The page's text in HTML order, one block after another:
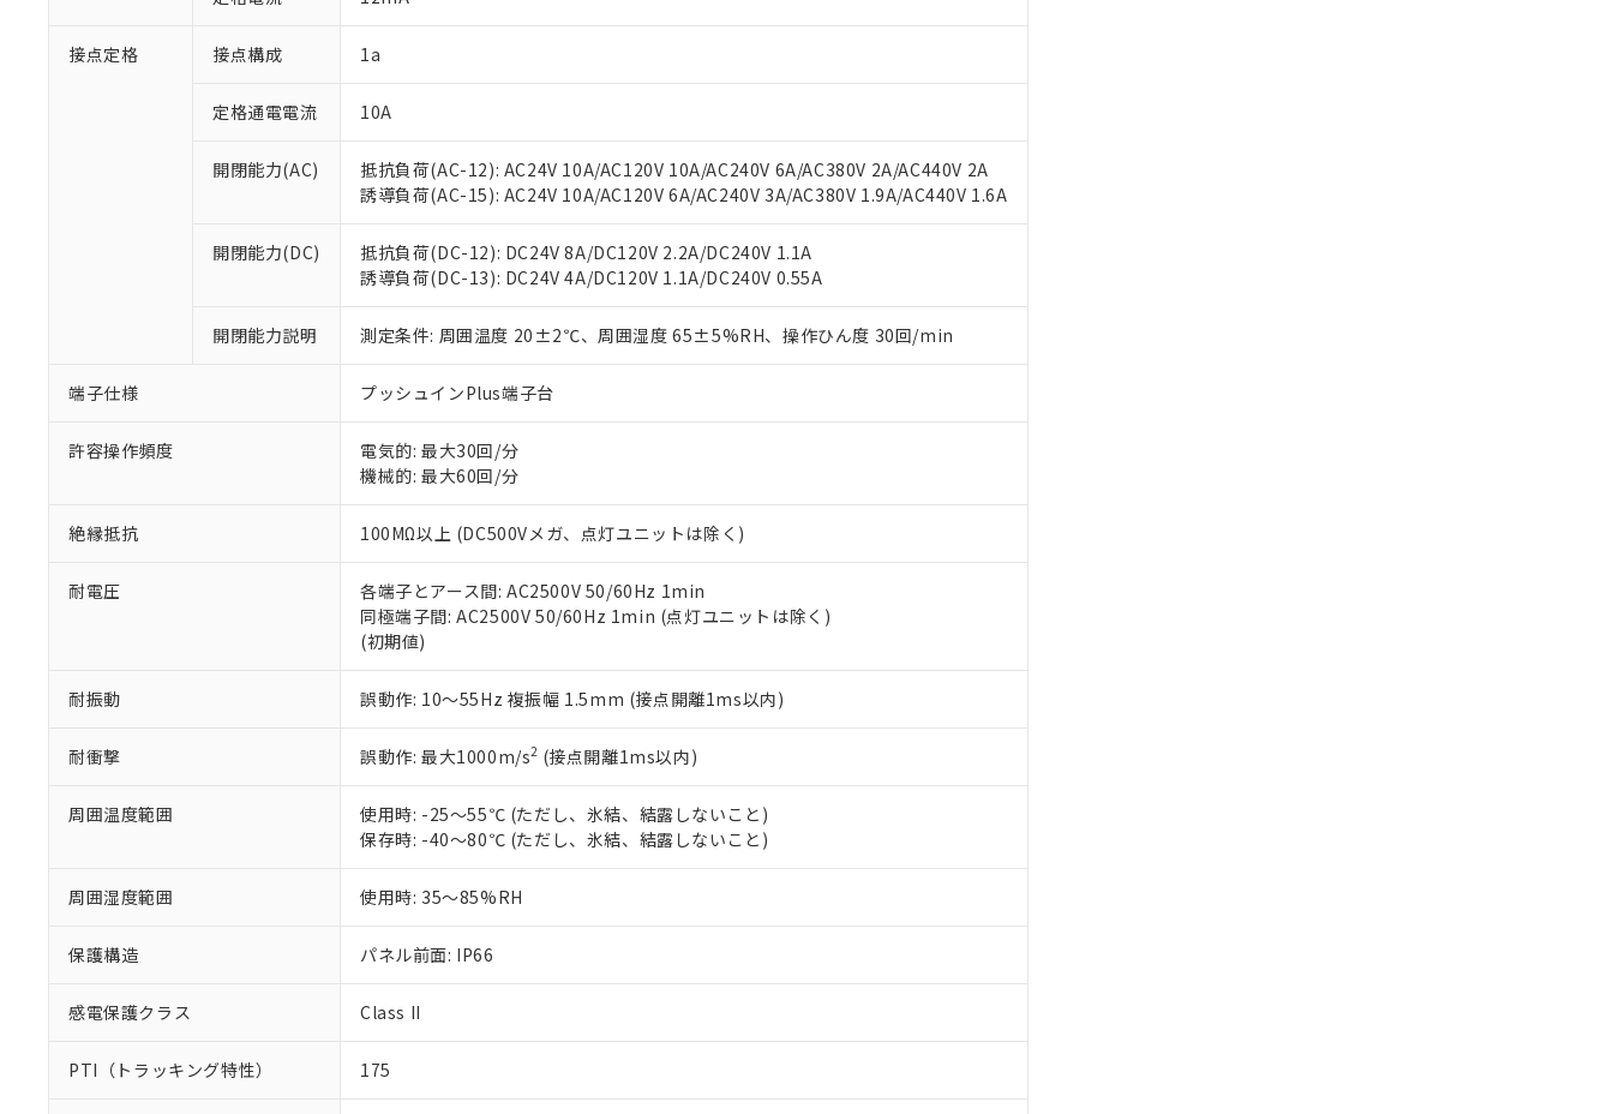
接点定格 接点構成 1a
定格通電電流 10A
開閉能力(AC)
抵抗負荷(AC-12): AC24V 10A/AC120V 10A/AC240V 6A/AC380V 2A/AC440V 2A
誘導負荷(AC-15): AC24V 10A/AC120V 6A/AC240V 3A/AC380V 1.9A/AC440V 1.6A
開閉能力(DC)
抵抗負荷(DC-12): DC24V 8A/DC120V 2.2A/DC240V 1.1A
誘導負荷(DC-13): DC24V 4A/DC120V 1.1A/DC240V 0.55A
開閉能力説明 測定条件: 周囲温度 20±2℃、周囲湿度 65±5%RH、操作ひん度 30回/min
端子仕様 プッシュインPlus端子台
許容操作頻度
電気的: 最大30回/分
機械的: 最大60回/分
絶縁抵抗 100MΩ以上 (DC500Vメガ、点灯ユニットは除く)
耐電圧
各端子とアース間: AC2500V 50/60Hz 1min
同極端子間: AC2500V 50/60Hz 1min (点灯ユニットは除く)
(初期値)
耐振動 誤動作: 10～55Hz 複振幅 1.5mm (接点開離1ms以内)
耐衝撃 誤動作: 最大1000m/s2 (接点開離1ms以内)
周囲温度範囲
使用時: -25～55℃ (ただし、氷結、結露しないこと)
保存時: -40～80℃ (ただし、氷結、結露しないこと)
周囲湿度範囲 使用時: 35～85%RH
保護構造 パネル前面: IP66
感電保護クラス Class II
PTI（トラッキング特性） 175
本サービスは、当社制御機器事業取扱商品の当社在庫状況および標準価格(税抜)を提供させていただ
当社制御機器事業取扱商品の中には、本サービスの対象外となる商品もあることをご了承ください。
い。
正式な納期状況および標準価格はお客様のお取引先、またはお客様担当のオムロン制御機器販売店・
当社販売員にご相談ください。
在庫状況および標準価格結果を当社の事前の承諾なく第三者に漏洩または開示しないようお願いしま
す。
マイパーツ機能（部品リスト作成サービス）をご利用いただくには、I-Webメンバーズにご登録され
ている必要があります。
お客様が当ウェブサイト上で当社にご登録された部品リストについて、当社および当社の共同利用者
が、当社の製品・サービスに関するお客様との取引・商談に必要な範囲で利用することをご了承くだ
いる法人を指します。
*EU RoHS指令（10物質）：
フタル酸ビス(2-エチルヘキシル) (DEHP)(別名：DOP) 1000ppm以下、フタル酸ブチルベンジル（BBP） 1000ppm以下、フタル酸ジブチ
ル（DBP） 1000ppm以下、フタル酸ジイソブチル (DIBP) 1000ppm以下
但し、RoHS指令で産業用監視および制御機器に対する適用除外項目は除く。
フタル酸エステル類の４物質については閾値を超える意図的な使用がないことを確認しています。
※2 対応予定月
部品在庫の切り替え状況などにより、予定月が前後することがあります。
※3 非含有証明書ダウンロード
EU RoHS指令（10物質）の非含有証明書
51物質の非含有証明書（当社基準）
※本証明書は発行日時点で非含有を証明するもので、過去に遡って非含有を証明するものではありません。
また、RoHS指令のフタル酸エステル類４物質の対応では、対応完了までの期間は出荷製品に未対応品が
混在することから備考欄に対応日を記載しておりました。
既に当社にて対応品への在庫切替を完了していることから、特段のことがない限り、2022年1月12日よ
り割愛しております。
「×」：最大均質材料含有率が中国RoHSの基準値を超えていることを示します。
Pb(鉛) :1000ppm、 Hg(水銀) : 1000ppm、 Cd(カドミウム) : 100ppm、
DEHP(フタル酸ビス(2-エチルヘキシル)) : 1000ppm
※2 環境保護使用期限
「ｅ」：有害物質（10物質）のすべてが基準値以下であることを示します。
味します。
「－」：未確認です。当社販売部門へお問い合わせください。
当社は、これら貴社製品のうち、外国為替および外国貿易法に定める商品（以下｢規制貨物等」とい
などの必要な手続きをとります。
ます。
当社は貴社製品を、核兵器、ミサイル、化学兵器、生物兵器またはその他武器並びにこれらの製造装
置等に一切使用いたしません。
当社は、貴社製品を第三者に販売する場合は、上記1、2および3の内容を当該第三者に通知します。
たしません。
△ 一定数には満たないが在庫あり
－
在庫なし(最新の在庫状況については、お客様のお取引先、またはお客様担当のオムロン制御
機器販売店・当社販売員にご確認ください)
空
受注生産機種、また在庫状況の情報を公開していない機種